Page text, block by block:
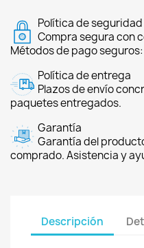
Política de seguridad
Compra segura con
Métodos de pago
Política de entrega
Plazos de envío
paquetes entregados.
Garantía
Garantía del
comprado. Asistencia y
Descripción